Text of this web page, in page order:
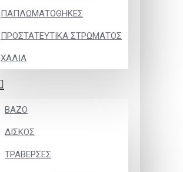
ΠΑΠΛΩΜΑΤΟΘΗΚΕΣ
ΠΡΟΣΤΑΤΕΥΤΙΚΑ ΣΤΡΩΜΑΤΟΣ
ΧΑΛΙΑ
ΒΑΖΟ
ΔΙΣΚΟΣ
ΤΡΑΒΕΡΣΕΣ